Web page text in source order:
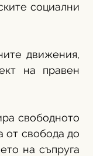
социални
движения,
на правен
свободното
от свобода до
на съпруга